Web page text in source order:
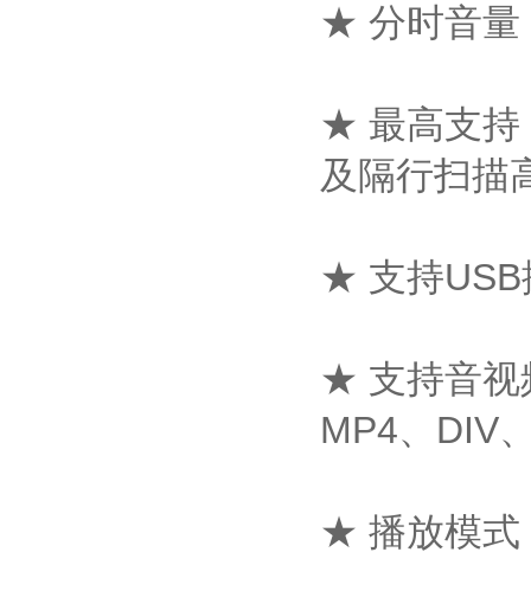
★ 分时音量
★ 最高支持
及隔行扫描
★ 支持USB
★ 支持音视
MP4、DIV
★ 播放模式